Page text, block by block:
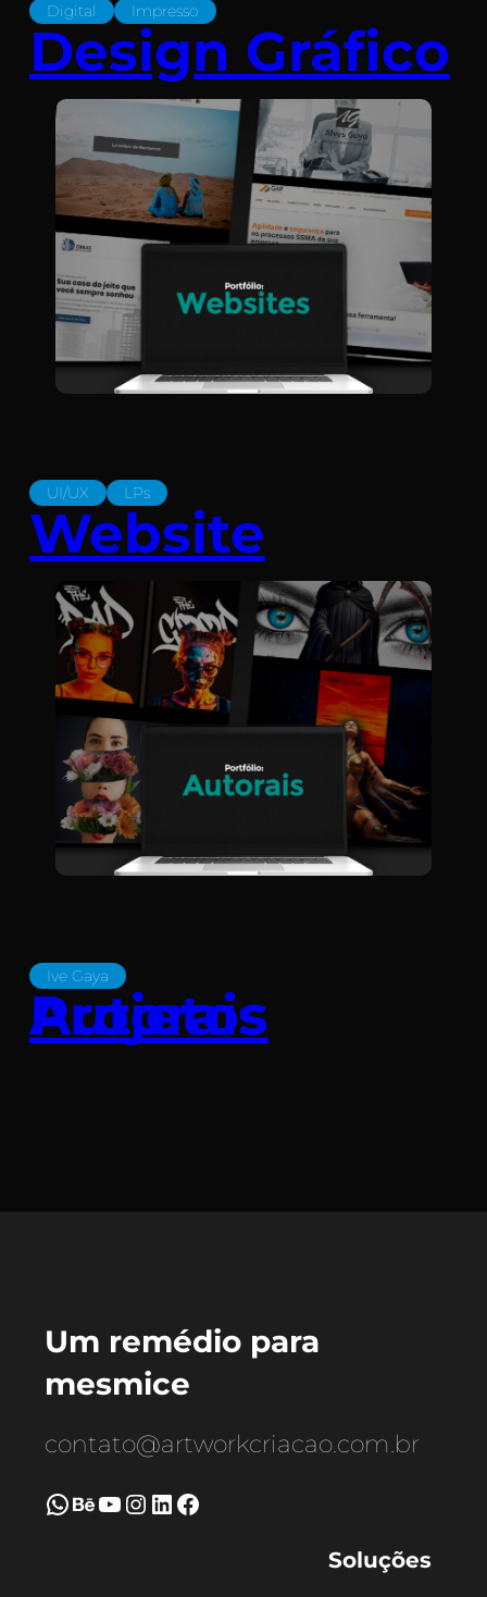
Digital Impresso
Design Gráfico
UI/UX LPs
Website
Ive Gaya
Projetos Autorais
Um remédio para
mesmice
contato@artworkcriacao.com.br
WhatsApp Behance Youtube Instagram LinkedIn Facebook
Soluções